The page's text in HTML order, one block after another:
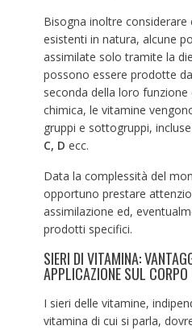
Bisogna inoltre
esistenti in natura, alcune
assimilate solo tramite la
possono essere prodotte
seconda della loro
chimica, le vitamine
gruppi e sottogruppi,
C, D ecc.
Data la complessità del
opportuno prestare
assimilazione ed,
prodotti specifici.
SIERI DI VITAMINA:
APPLICAZIONE SUL
I sieri delle vitamine,
vitamina di cui si parla,